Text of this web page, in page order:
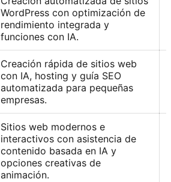
WordPress con optimización de
rendimiento integrada y
funciones con IA.
Creación rápida de sitios web
con IA, hosting y guía SEO
automatizada para pequeñas
empresas.
Sitios web modernos e
interactivos con asistencia de
contenido basada en IA y
opciones creativas de
animación.